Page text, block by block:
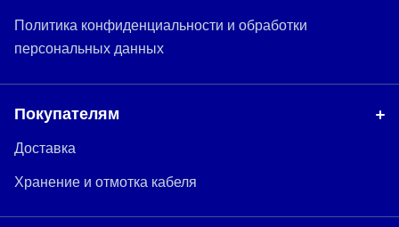
Политика конфиденциальности и обработки
персональных данных
Покупателям
Доставка
Хранение и отмотка кабеля